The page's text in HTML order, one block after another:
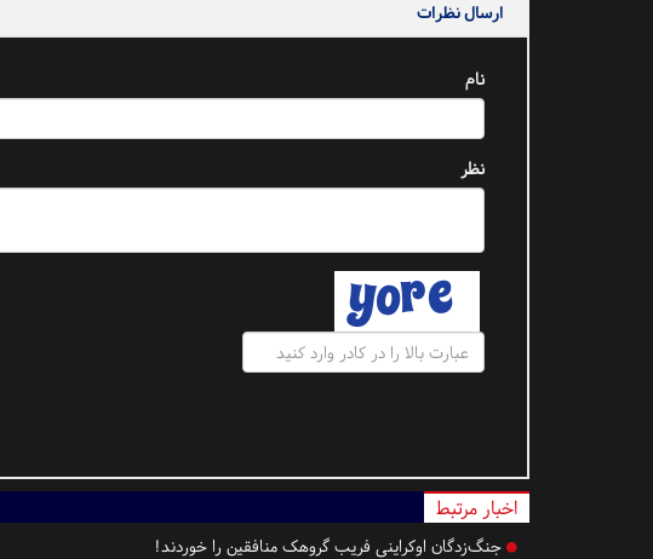
ارسال نظرات
نام
نظر
اخبار مرتبط
جنگ‌زدگان اوکراینی فریب گروهک منافقین را خوردند!